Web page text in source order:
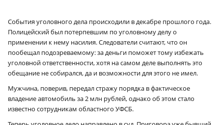
События уголовного дела происходили в декабре прошлого года.
Полицейский был потерпевшим по уголовному делу о
применении к нему насилия. Следователи считают, что он
пообещал подозреваемому: за деньги поможет тому избежать
уголовной ответственности, хотя на самом деле выполнять это
обещание не собирался, да и возможности для этого не имел.
Мужчина, поверив, передал стражу порядка в фактическое
владение автомобиль за 2 млн рублей, однако об этом стало
известно сотрудникам областного УФСБ.